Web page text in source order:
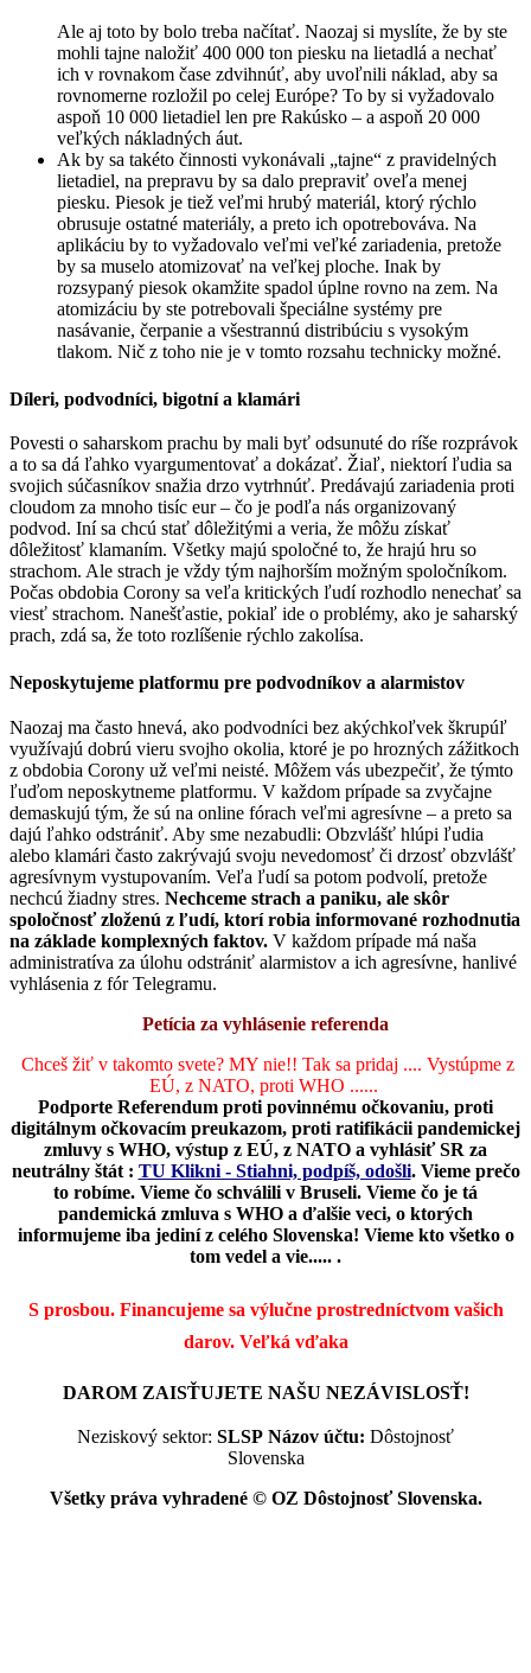
Ale aj toto by bolo treba načítať. Naozaj si myslíte, že by ste
mohli tajne naložiť 400 000 ton piesku na lietadlá a nechať
ich v rovnakom čase zdvihnúť, aby uvoľnili náklad, aby sa
rovnomerne rozložil po celej Európe? To by si vyžadovalo
aspoň 10 000 lietadiel len pre Rakúsko – a aspoň 20 000
veľkých nákladných áut.
Ak by sa takéto činnosti vykonávali „tajne“ z pravidelných
lietadiel, na prepravu by sa dalo prepraviť oveľa menej
piesku. Piesok je tiež veľmi hrubý materiál, ktorý rýchlo
obrusuje ostatné materiály, a preto ich opotrebováva. Na
aplikáciu by to vyžadovalo veľmi veľké zariadenia, pretože
by sa muselo atomizovať na veľkej ploche. Inak by
rozsypaný piesok okamžite spadol úplne rovno na zem. Na
atomizáciu by ste potrebovali špeciálne systémy pre
nasávanie, čerpanie a všestrannú distribúciu s vysokým
tlakom. Nič z toho nie je v tomto rozsahu technicky možné.
Díleri, podvodníci, bigotní a klamári
Povesti o saharskom prachu by mali byť odsunuté do ríše rozprávok
a to sa dá ľahko vyargumentovať a dokázať. Žiaľ, niektorí ľudia sa
svojich súčasníkov snažia drzo vytrhnúť. Predávajú zariadenia proti
cloudom za mnoho tisíc eur – čo je podľa nás organizovaný
podvod. Iní sa chcú stať dôležitými a veria, že môžu získať
dôležitosť klamaním. Všetky majú spoločné to, že hrajú hru so
strachom. Ale strach je vždy tým najhorším možným spoločníkom.
Počas obdobia Corony sa veľa kritických ľudí rozhodlo nenechať sa
viesť strachom. Nanešťastie, pokiaľ ide o problémy, ako je saharský
prach, zdá sa, že toto rozlíšenie rýchlo zakolísa.
Neposkytujeme platformu pre podvodníkov a alarmistov
Naozaj ma často hnevá, ako podvodníci bez akýchkoľvek škrupúľ
využívajú dobrú vieru svojho okolia, ktoré je po hrozných zážitkoch
z obdobia Corony už veľmi neisté. Môžem vás ubezpečiť, že týmto
ľuďom neposkytneme platformu. V každom prípade sa zvyčajne
demaskujú tým, že sú na online fórach veľmi agresívne – a preto sa
dajú ľahko odstrániť. Aby sme nezabudli: Obzvlášť hlúpi ľudia
alebo klamári často zakrývajú svoju nevedomosť či drzosť obzvlášť
agresívnym vystupovaním. Veľa ľudí sa potom podvolí, pretože
nechcú žiadny stres. Nechceme strach a paniku, ale skôr
spoločnosť zloženú z ľudí, ktorí robia informované rozhodnutia
na základe komplexných faktov. V každom prípade má naša
administratíva za úlohu odstrániť alarmistov a ich agresívne, hanlivé
vyhlásenia z fór Telegramu.
Petícia za vyhlásenie referenda
Chceš žiť v takomto svete? MY nie!! Tak sa pridaj .... Vystúpme z
EÚ, z NATO, proti WHO ......
Podporte Referendum proti povinnému očkovaniu, proti
digitálnym očkovacím preukazom, proti ratifikácii pandemickej
zmluvy s WHO, výstup z EÚ, z NATO a vyhlásiť SR za
neutrálny štát : TU Klikni - Stiahni, podpíš, odošli. Vieme prečo
to robíme. Vieme čo schválili v Bruseli. Vieme čo je tá
pandemická zmluva s WHO a ďalšie veci, o ktorých
informujeme iba jediní z celého Slovenska! Vieme kto všetko o
tom vedel a vie..... .
S prosbou. Financujeme sa výlučne prostredníctvom vašich
darov. Veľká vďaka
DAROM ZAISŤUJETE NAŠU NEZÁVISLOSŤ!
Neziskový sektor: SLSP Názov účtu: Dôstojnosť
Slovenska
Všetky práva vyhradené © OZ Dôstojnosť Slovenska.